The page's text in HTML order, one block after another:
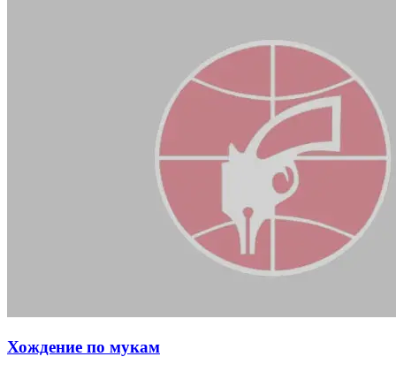
Хождение по мукам